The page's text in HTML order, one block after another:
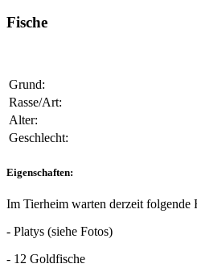
Fische
Grund:
Rasse/Art:
Alter:
Geschlecht:
Eigenschaften:
Im Tierheim warten derzeit folgende
- Platys (siehe Fotos)
- 12 Goldfische